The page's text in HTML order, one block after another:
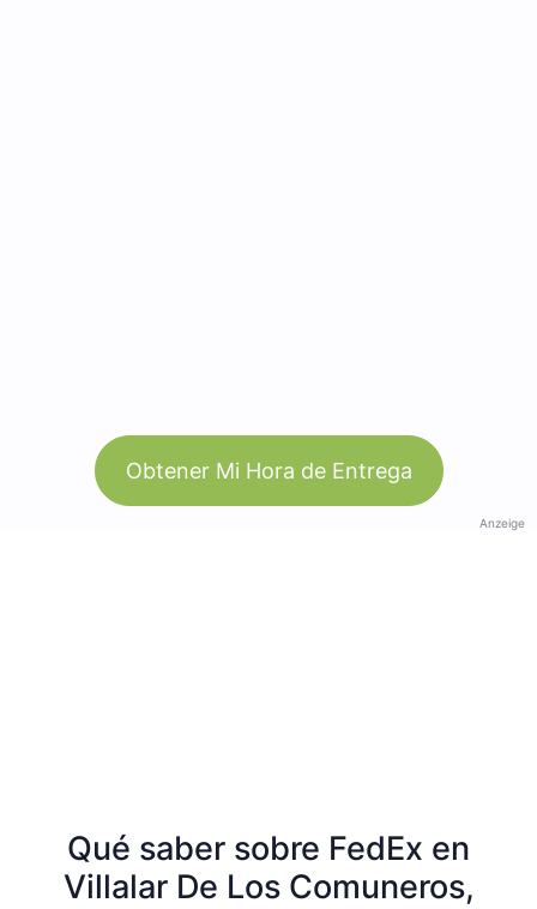
Obtener Mi Hora de Entrega
Anzeige
Qué saber sobre FedEx en
Villalar De Los Comuneros,